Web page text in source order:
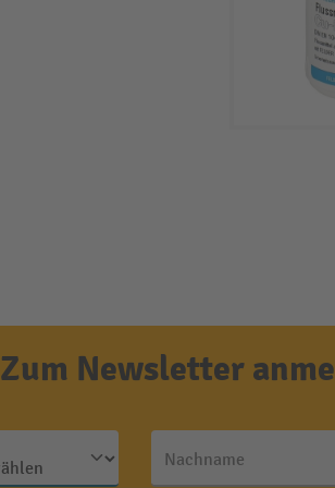
Zum Newsletter
Nachname